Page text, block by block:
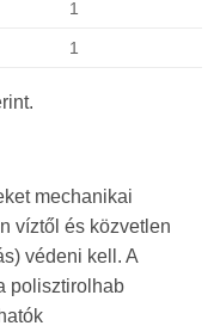
1
1
mechanikai
víztől és közvetlen
védeni kell. A
polisztirolhab